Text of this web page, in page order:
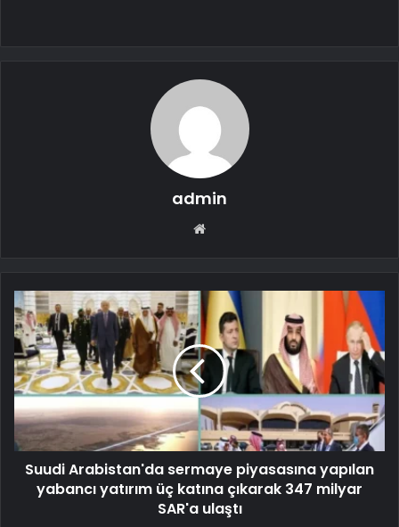
admin
Web
Suudi Arabistan'da sermaye piyasasına yapılan
yabancı yatırım üç katına çıkarak 347 milyar
SAR'a ulaştı